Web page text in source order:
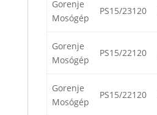
Gorenje
Mosógép
PS15/23120
Gorenje
Mosógép
PS15/22120
Gorenje
Mosógép
PS15/22120